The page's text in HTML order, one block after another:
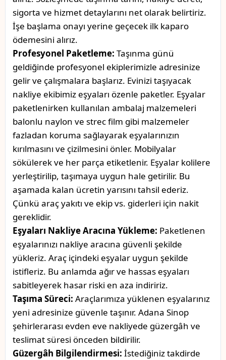
sigorta ve hizmet detaylarını net olarak belirtiriz.
İşe başlama onayı yerine geçecek ilk kaparo
ödemesini alırız.
Profesyonel Paketleme: Taşınma günü
geldiğinde profesyonel ekiplerimizle adresinize
gelir ve çalışmalara başlarız. Evinizi taşıyacak
nakliye ekibimiz eşyaları özenle paketler. Eşyalar
paketlenirken kullanılan ambalaj malzemeleri
balonlu naylon ve strec film gibi malzemeler
fazladan koruma sağlayarak eşyalarınızın
kırılmasını ve çizilmesini önler. Mobilyalar
sökülerek ve her parça etiketlenir. Eşyalar kolilere
yerleştirilip, taşımaya uygun hale getirilir. Bu
aşamada kalan ücretin yarısını tahsil ederiz.
Çünkü araç yakıtı ve ekip vs. giderleri için nakit
gereklidir.
Eşyaları Nakliye Aracına Yükleme: Paketlenen
eşyalarınızı nakliye aracına güvenli şekilde
yükleriz. Araç içindeki eşyalar uygun şekilde
istifleriz. Bu anlamda ağır ve hassas eşyaları
sabitleyerek hasar riski en aza indiririz.
Taşıma Süreci: Araçlarımıza yüklenen eşyalarınız
yeni adresinize güvenle taşınır. Adana Sinop
şehirlerarası evden eve nakliyede güzergâh ve
teslimat süresi önceden bildirilir.
Güzergâh Bilgilendirmesi: İstediğiniz takdirde